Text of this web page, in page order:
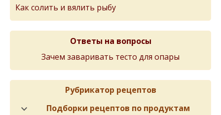
Как солить и вялить рыбу
Ответы на вопросы
Зачем заваривать тесто для опары
Рубрикатор рецептов
Подборки рецептов по продуктам